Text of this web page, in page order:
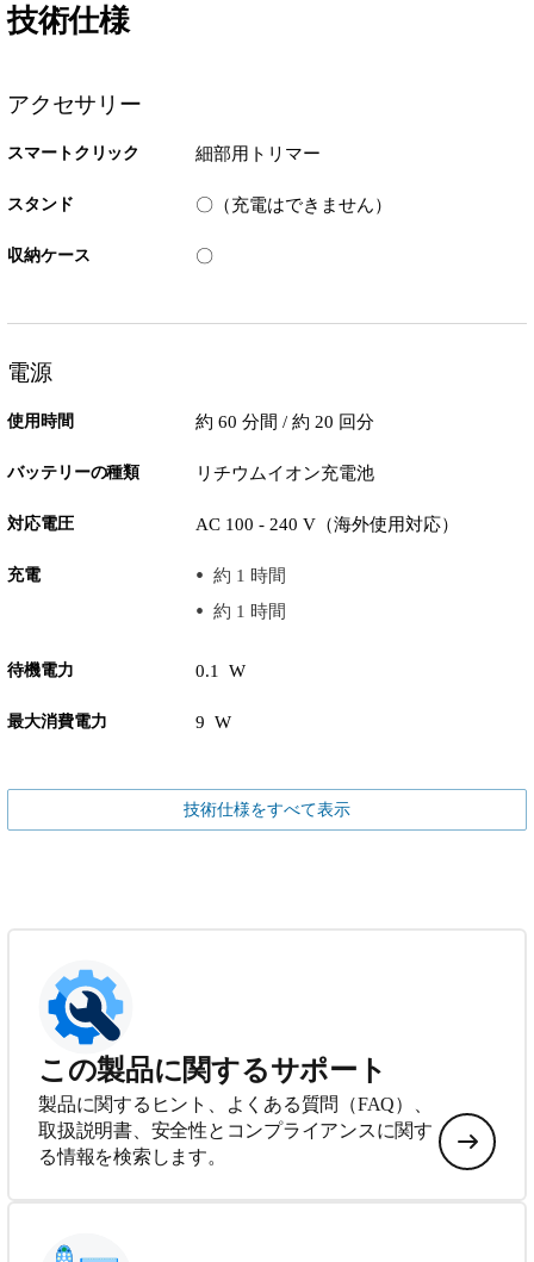
技術仕様
アクセサリー
スマートクリック 細部用トリマー
スタンド 〇（充電はできません）
収納ケース 〇
電源
使用時間 約 60 分間 / 約 20 回分
バッテリーの種類 リチウムイオン充電池
対応電圧 AC 100 - 240 V（海外使用対応）
充電
約 1 時間
約 1 時間
待機電力 0.1 W
最大消費電力 9 W
技術仕様をすべて表示
この製品に関するサポート
製品に関するヒント、よくある質問（FAQ）、
取扱説明書、安全性とコンプライアンスに関す
る情報を検索します。